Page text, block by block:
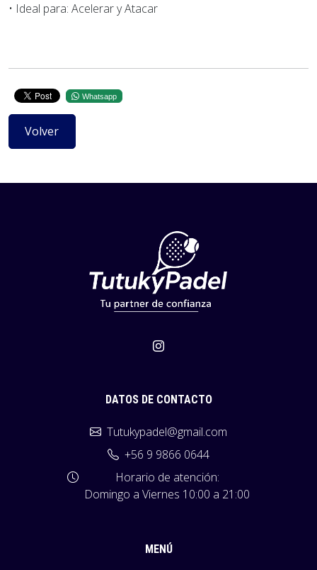
• Ideal para: Acelerar y Atacar
Whatsapp
Volver
DATOS DE CONTACTO
Tutukypadel@gmail.com
+56 9 9866 0644
Horario de atención:
Domingo a Viernes 10:00 a 21:00
MENÚ